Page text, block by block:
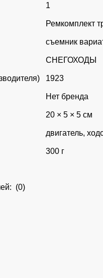
1
Ремкомплект
съемник
СНЕГОХОДЫ
1923
Нет бренда
20 × 5 × 5 см
двигатель,
300 г
(0)